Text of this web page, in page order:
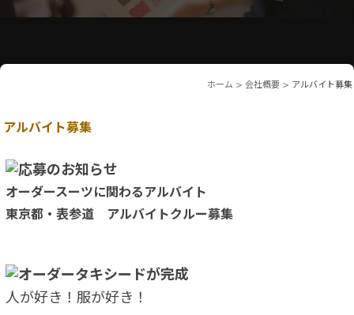
ホーム > 会社概要 > アルバイト募集
アルバイト募集
オーダースーツに関わるアルバイト
東京都・表参道 アルバイトクルー募集
人が好き！服が好き！